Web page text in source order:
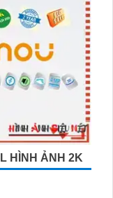
HÌNH ẢNH 2K